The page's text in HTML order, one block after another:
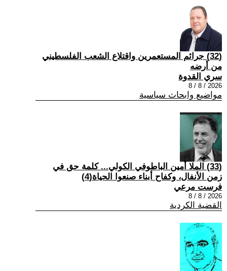
(32) جرائم المستعمرين واقتلاع الشعب الفلسطيني
من أرضه
سري القدوة
2026 / 8 / 8
مواضيع وابحاث سياسية
(33) الملا أمين الباطوفي الكولي... كلمة حق في
زمن الأنفال، وكفاح أبناء صنعوا الحياة(4)
فرست مرعي
2026 / 8 / 8
القضية الكردية